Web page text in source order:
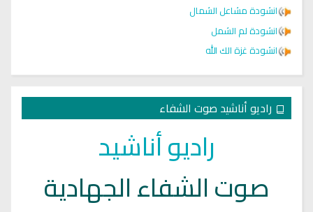
انشودة مشاعل الشمال
انشودة لم الشمل
انشودة غزة الك الله
راديو أناشيد صوت الشفاء
راديو أناشيد
صوت الشفاء الجهادية